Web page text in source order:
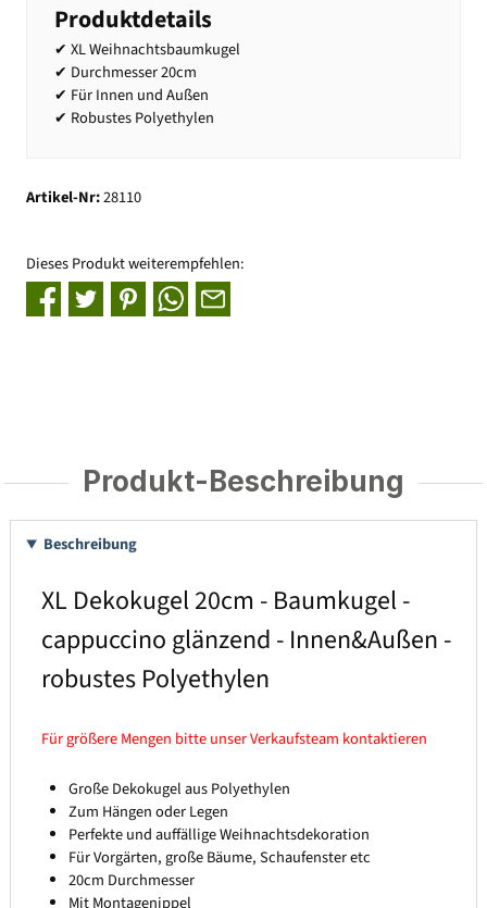
Produktdetails
✔ XL Weihnachtsbaumkugel
✔ Durchmesser 20cm
✔ Für Innen und Außen
✔ Robustes Polyethylen
Artikel-Nr:28110
Dieses Produkt weiterempfehlen:
Produkt-Beschreibung
Beschreibung
XL Dekokugel 20cm - Baumkugel -
cappuccino glänzend - Innen&Außen -
robustes Polyethylen
Für größere Mengen bitte unser Verkaufsteam kontaktieren
Große Dekokugel aus Polyethylen
Zum Hängen oder Legen
Perfekte und auffällige Weihnachtsdekoration
Für Vorgärten, große Bäume, Schaufenster etc
20cm Durchmesser